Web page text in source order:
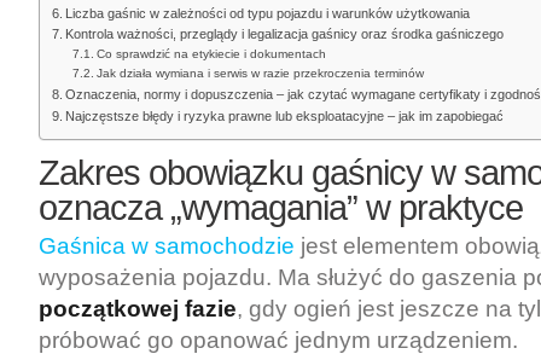
Liczba gaśnic w zależności od typu pojazdu i warunków użytkowania
Kontrola ważności, przeglądy i legalizacja gaśnicy oraz środka gaśniczego
Co sprawdzić na etykiecie i dokumentach
Jak działa wymiana i serwis w razie przekroczenia terminów
Oznaczenia, normy i dopuszczenia – jak czytać wymagane certyfikaty i
Najczęstsze błędy i ryzyka prawne lub eksploatacyjne – jak im zapobiegać
Zakres obowiązku gaśnicy w
oznacza „wymagania” w praktyce
Gaśnica w samochodzie jest elementem
wyposażenia pojazdu. Ma służyć do gaszenia
początkowej fazie, gdy ogień jest jeszcze na
próbować go opanować jednym urządzeniem.